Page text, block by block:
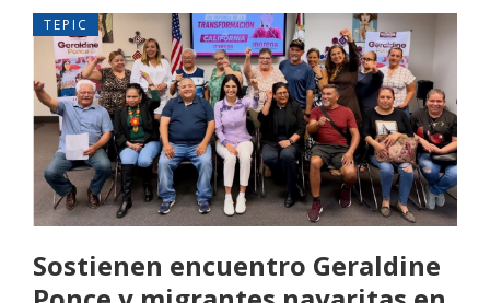
TEPIC
Sostienen encuentro Geraldine